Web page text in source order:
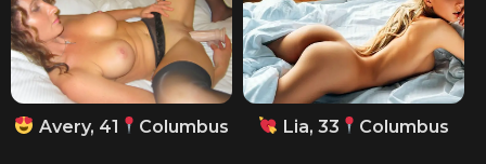
Avery, 41 Columbus Lia, 33 Columbus